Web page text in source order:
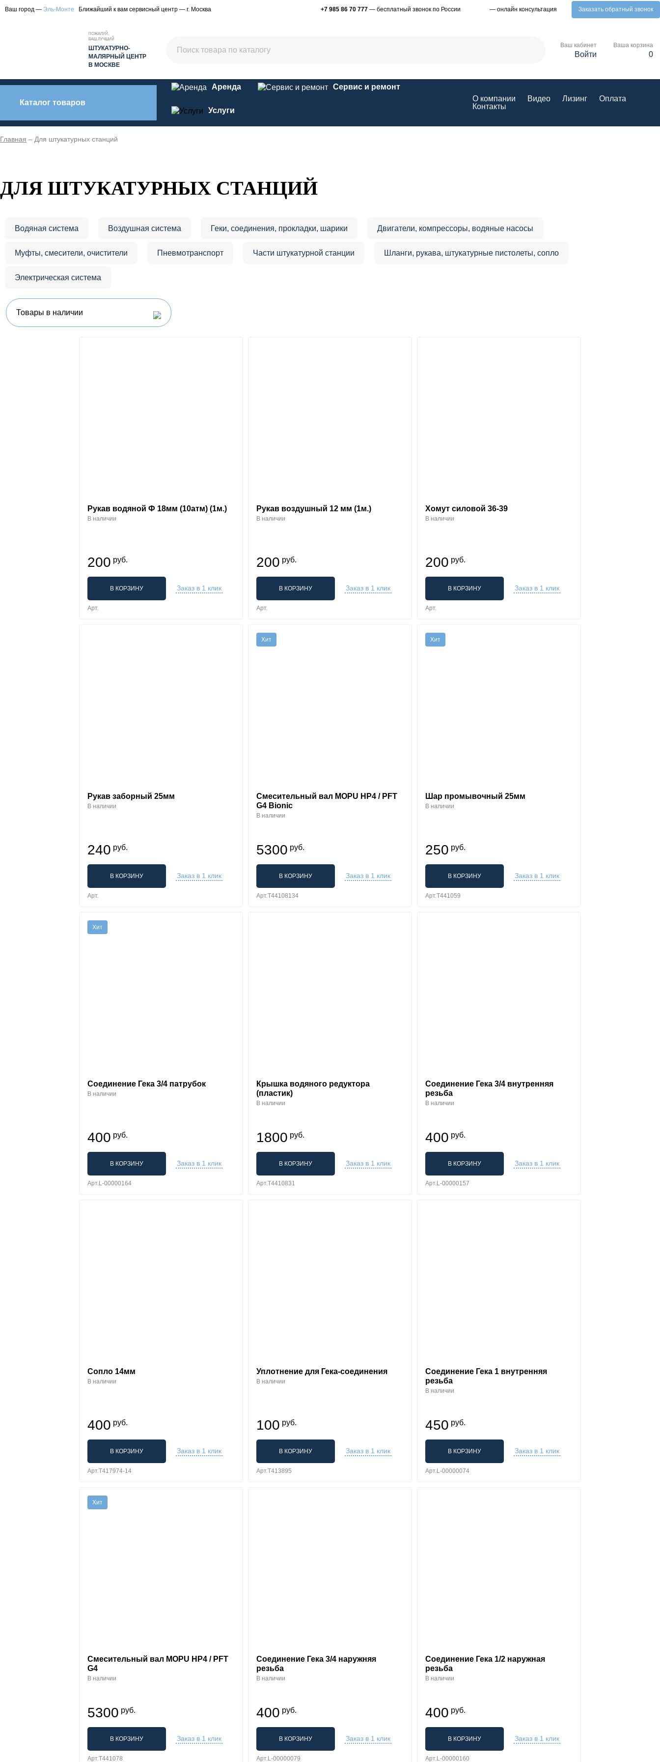
Ваш город — Эль-Монте Ближайший к вам сервисный центр — г. Москва +7 985 86 70 777 — бесплатный звонок по России — онлайн консультация Заказать обратный звонок
ПОЖАЛУЙ,
ВАШ ЛУЧШИЙ
ШТУКАТУРНО-
МАЛЯРНЫЙ ЦЕНТР
В МОСКВЕ
Ваш кабинет
Войти
Ваша корзина
0
Каталог товаров
Аренда Сервис и ремонт
Услуги
О компании Видео Лизинг
Оплата
Контакты
Главная – Для штукатурных станций
ДЛЯ ШТУКАТУРНЫХ СТАНЦИЙ
Водяная система Воздушная система Геки, соединения, прокладки, шарики Двигатели, компрессоры, водяные насосы
Муфты, смесители, очистители Пневмотранспорт Части штукатурной станции Шланги, рукава, штукатурные пистолеты, сопло
Электрическая система
Товары в наличии
Рукав водяной Ф 18мм (10атм) (1м.)
В наличии
200 руб.
В КОРЗИНУ Заказ в 1 клик
Арт.
Рукав воздушный 12 мм (1м.)
В наличии
200 руб.
В КОРЗИНУ Заказ в 1 клик
Арт.
Хомут силовой 36-39
В наличии
200 руб.
В КОРЗИНУ Заказ в 1 клик
Арт.
Рукав заборный 25мм
В наличии
240 руб.
В КОРЗИНУ Заказ в 1 клик
Арт.
Хит
Смесительный вал MOPU HP4 / PFT
G4 Bionic
В наличии
5300 руб.
В КОРЗИНУ Заказ в 1 клик
Арт.T44108134
Хит
Шар промывочный 25мм
В наличии
250 руб.
В КОРЗИНУ Заказ в 1 клик
Арт.T441059
Хит
Соединение Гека 3/4 патрубок
В наличии
400 руб.
В КОРЗИНУ Заказ в 1 клик
Арт.L-00000164
Крышка водяного редуктора
(пластик)
В наличии
1800 руб.
В КОРЗИНУ Заказ в 1 клик
Арт.T4410831
Соединение Гека 3/4 внутренняя
резьба
В наличии
400 руб.
В КОРЗИНУ Заказ в 1 клик
Арт.L-00000157
Сопло 14мм
В наличии
400 руб.
В КОРЗИНУ Заказ в 1 клик
Арт.T417974-14
Уплотнение для Гека-соединения
В наличии
100 руб.
В КОРЗИНУ Заказ в 1 клик
Арт.T413895
Соединение Гека 1 внутренняя
резьба
В наличии
450 руб.
В КОРЗИНУ Заказ в 1 клик
Арт.L-00000074
Хит
Смесительный вал MOPU HP4 / PFT
G4
В наличии
5300 руб.
В КОРЗИНУ Заказ в 1 клик
Арт.T441078
Соединение Гека 3/4 наружняя
резьба
В наличии
400 руб.
В КОРЗИНУ Заказ в 1 клик
Арт.L-00000079
Соединение Гека 1/2 наружная
резьба
В наличии
400 руб.
В КОРЗИНУ Заказ в 1 клик
Арт.L-00000160